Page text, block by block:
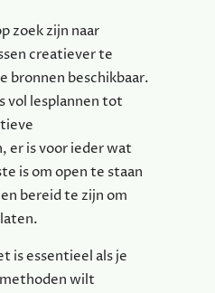
zoek zijn naar
creatiever te
bronnen beschikbaar.
vol lesplannen tot
er is voor ieder wat
is om open te staan
bereid te zijn om
is essentieel als je
wilt